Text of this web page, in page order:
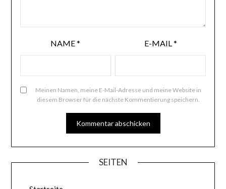
NAME* E-MAIL *
Meinen Namen, meine E-Mail-Adresse und meine Website in
diesem Browser für die nächste Kommentierung speichern.
SEITEN